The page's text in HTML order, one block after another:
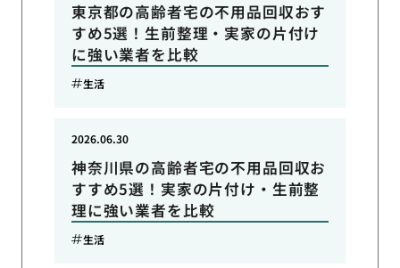
東京都の高齢者宅の不用品回収おす
すめ5選！生前整理・実家の片付け
に強い業者を比較
生活
神奈川県の高齢者宅の不用品回収お
すすめ5選！実家の片付け・生前整
理に強い業者を比較
2026.06.30
生活